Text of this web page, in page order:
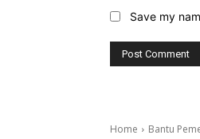
Save my